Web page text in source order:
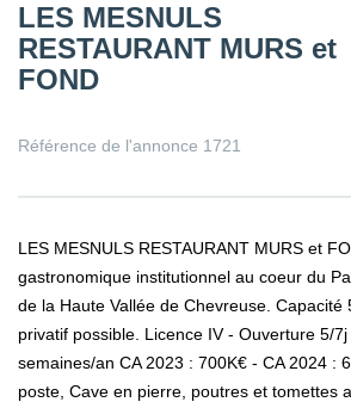
LES MESNULS
RESTAURANT MURS et
FOND
Référence de l'annonce 1721
LES MESNULS RESTAURANT MURS et
gastronomique institutionnel au coeur du
de la Haute Vallée de Chevreuse. Capacité
privatif possible. Licence IV - Ouverture 5/
semaines/an CA 2023 : 700K€ - CA 2024 :
poste, Cave en pierre, poutres et tomettes